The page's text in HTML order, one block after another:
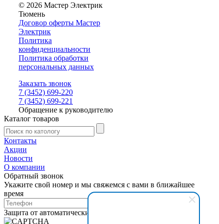
© 2026 Мастер Электрик
Тюмень
Договор оферты Мастер
Электрик
Политика
конфиденциальности
Политика обработки
персональных данных
Заказать звонок
7 (3452) 699-220
7 (3452) 699-221
Обращение к руководителю
Каталог товаров
Контакты
Акции
Новости
О компании
Обратный звонок
Укажите свой номер и мы свяжемся с вами в ближайшее
время
Защита от автоматических сообщений